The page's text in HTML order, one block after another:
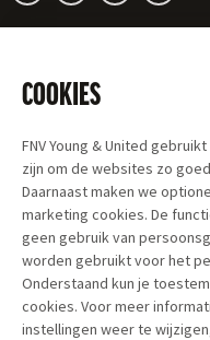
COOKIES
FNV Young & United
zijn om de websites zo
Daarnaast maken we
marketing cookies. De
geen gebruik van
worden gebruikt voor het
Onderstaand kun je
cookies. Voor meer
instellingen weer te